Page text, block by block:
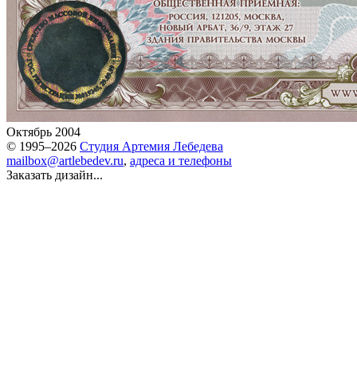
Октябрь 2004
© 1995–2026 Студия Артемия Лебедева
mailbox@artlebedev.ru, адреса и телефоны
Заказать дизайн...